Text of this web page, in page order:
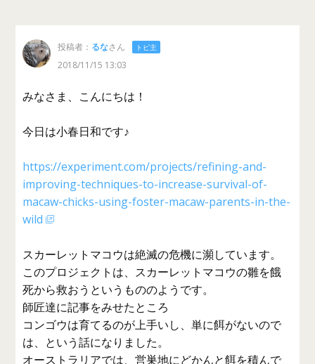
投稿者： るなさん トピ主
2018/11/15 13:03
みなさま、こんにちは！
今日は小春日和です♪
https://experiment.com/projects/refining-and-
improving-techniques-to-increase-survival-of-
macaw-chicks-using-foster-macaw-parents-in-the-
wild
スカーレットマコウは絶滅の危機に瀕しています。
このプロジェクトは、スカーレットマコウの雛を餓
死から救おうというもののようです。
師匠達に記事をみせたところ
コンゴウは育てるのが上手いし、単に餌がないので
は、という話になりました。
オーストラリアでは、営巣地にどかんと餌を積んで